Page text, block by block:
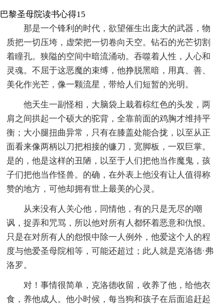
巴黎圣母院读书心得15
那是一个锋利的时代，欲望催生出庞大的武器，物
质把一切压垮，虚荣把一切卷向天空。钻石的光芒切割
着瞳孔。狭隘的空间中暗流涌动。吞噬着人性，人心和
灵魂。不屈于这恶魔的束缚，他挣脱黑暗，用真、善、
美化作光芒，像一颗流星，带给人们短暂的光明。
他天生一副怪相，大脑袋上栽着棕红色的头发，两
肩之间拱起一个硕大的驼背，全靠前面的鸡胸才维持平
衡；大小腿扭曲异常，只有在膝盖处能合拢，以至从正
面看来像两柄以刀把相接的镰刀，宽脚板，一双巨掌。
是的，他是这样的丑陋，以至于人们把他当作魔鬼，孩
子们把他当作怪兽。的确，在外表上他没有让人值得称
赞的地方，可他却拥有世上最美的心灵。
从来没有人关心他，同情他，有的只是无尽的嘲
讽，捉弄和咒骂，所以他对所有人都怀着恶意和仇恨。
只是在对所有人的怨恨中除一人例外，他爱这个人的程
度与他爱圣母院相等，可能还超过；此人就是克洛德·弗
洛罗。
对！事情很简单，克洛德收留，收养了他，给他衣
食，养他成人。他小时候，每当狗和孩子在后面追赶起